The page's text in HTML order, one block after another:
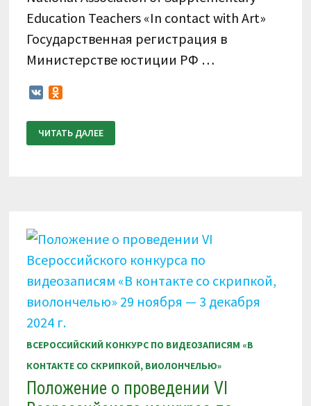
Education Teachers «In contact with Art»
Государственная регистрация в
Министерстве юстиции РФ …
VK
О
ПРОВЕДЕНИИ
СКРИПКОЙ,
ВИОЛОНЧЕЛЬЮ»
–
МАРТА
2025
Г.
ЧИТАТЬ ДАЛЕЕ
ВСЕРОССИЙСКИЙ КОНКУРС ПО ВИДЕОЗАПИСЯМ «В
КОНТАКТЕ СО СКРИПКОЙ, ВИОЛОНЧЕЛЬЮ»
Положение о проведении VI